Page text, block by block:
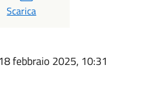
Scarica
febbraio 2025, 10:31